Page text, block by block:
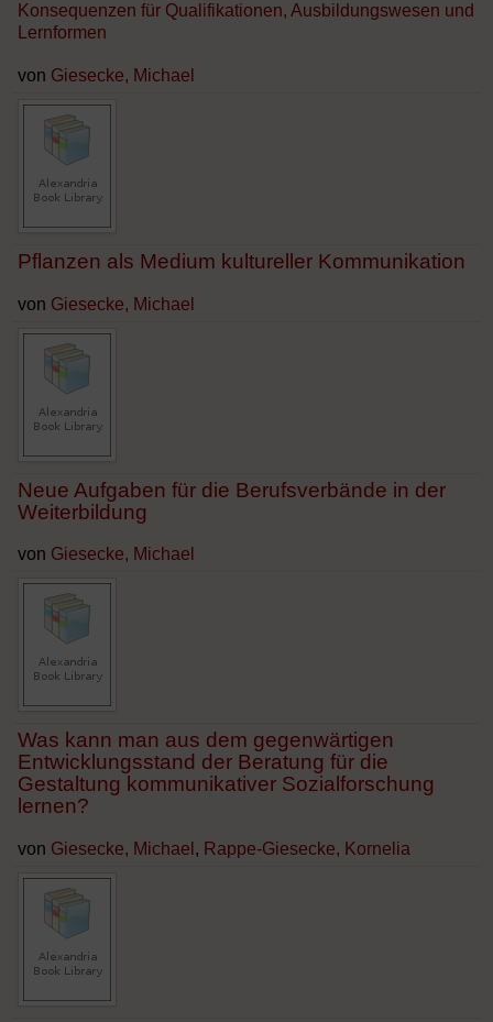
Konsequenzen für Qualifikationen, Ausbildungswesen und
Lernformen
von Giesecke, Michael
Pflanzen als Medium kultureller Kommunikation
von Giesecke, Michael
Neue Aufgaben für die Berufsverbände in der
Weiterbildung
von Giesecke, Michael
Was kann man aus dem gegenwärtigen
Entwicklungsstand der Beratung für die
Gestaltung kommunikativer Sozialforschung
lernen?
von Giesecke, Michael , Rappe-Giesecke, Kornelia